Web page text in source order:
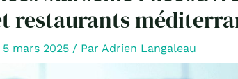
restaurants
5 mars 2025 / Par Adrien Langaleau